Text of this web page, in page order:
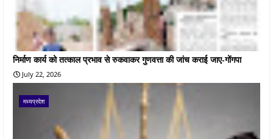
निर्माण कार्य को तत्काल प्रभाव से रुकवाकर गुणवत्ता की जांच कराई जाए-गोंगपा
July 22, 2026
मध्यप्रदेश